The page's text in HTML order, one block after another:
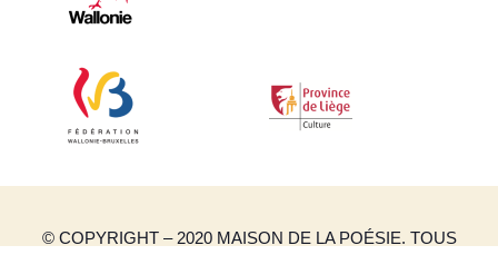
© COPYRIGHT – 2020 MAISON DE LA POÉSIE. TOUS